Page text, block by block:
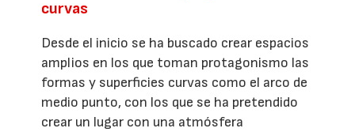
curvas
Desde el inicio se ha buscado crear espacios
amplios en los que toman protagonismo las
formas y superficies curvas como el arco de
medio punto, con los que se ha pretendido
crear un lugar con una atmósfera